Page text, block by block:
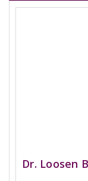
Dr. Loosen